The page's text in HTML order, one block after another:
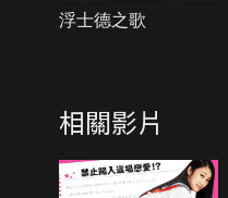
浮士德之歌
相關影片